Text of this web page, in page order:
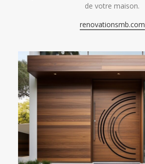
de votre maison.
renovationsmb.com